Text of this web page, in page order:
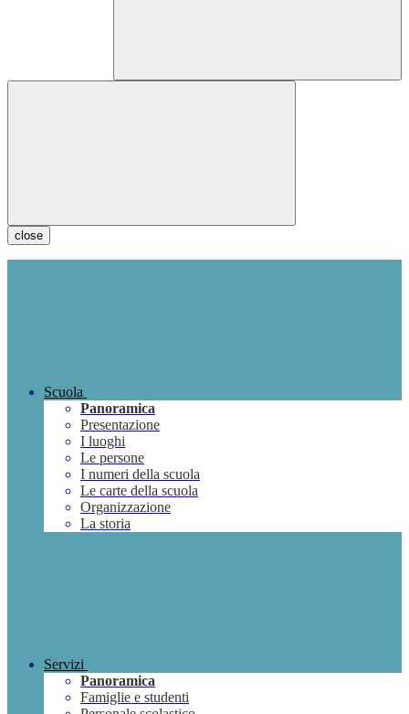
close
Scuola
Panoramica
Presentazione
I luoghi
Le persone
I numeri della scuola
Le carte della scuola
Organizzazione
La storia
Servizi
Panoramica
Famiglie e studenti